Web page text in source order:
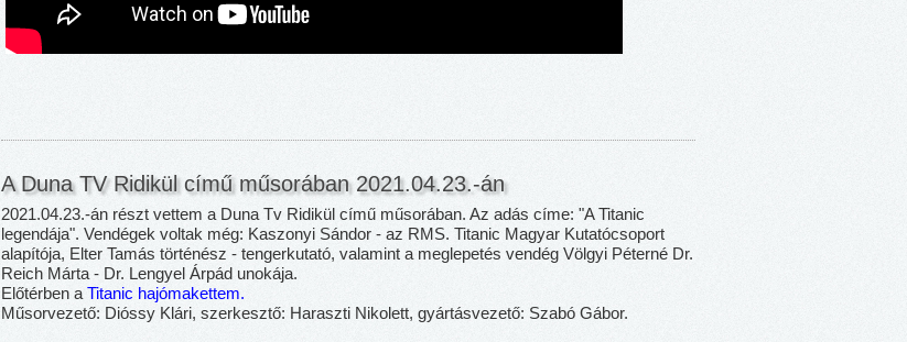
A Duna TV Ridikül című műsorában 2021.04.23.-án
2021.04.23.-án részt vettem a Duna Tv Ridikül című műsorában. Az adás címe: "A Titanic
legendája". Vendégek voltak még: Kaszonyi Sándor - az RMS. Titanic Magyar Kutatócsoport
alapítója, Elter Tamás történész - tengerkutató, valamint a meglepetés vendég Völgyi Péterné Dr.
Reich Márta - Dr. Lengyel Árpád unokája.
Előtérben a Titanic hajómakettem.
Műsorvezető: Dióssy Klári, szerkesztő: Haraszti Nikolett, gyártásvezető: Szabó Gábor.